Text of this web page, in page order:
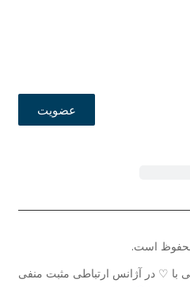
عضویت
است.
با ♡ در آژانس ارتباطی مثبت منفی